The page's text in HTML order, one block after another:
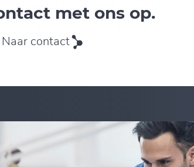
met ons op.
Naar contact